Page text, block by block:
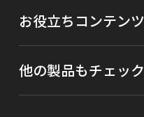
お役立ちコンテンツ
他の製品もチェック